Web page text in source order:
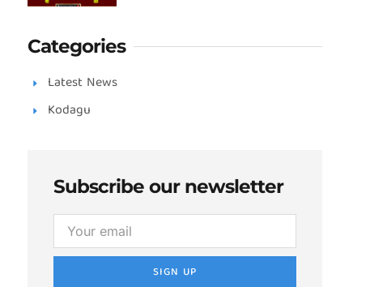
Categories
Latest News
Kodagu
Subscribe our newsletter
SIGN UP